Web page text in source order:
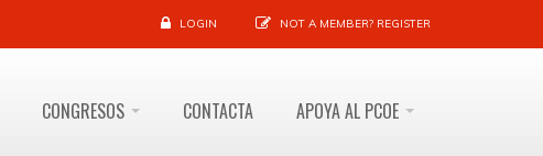
LOGIN NOT A MEMBER? REGISTER
CONGRESOS CONTACTA APOYA AL PCOE